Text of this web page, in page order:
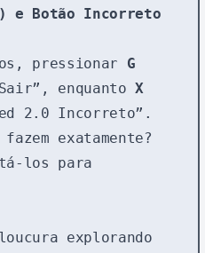
e Botão Incorreto
pressionar G
enquantoX
2.0 Incorreto”.
exatamente?
los para
explorando